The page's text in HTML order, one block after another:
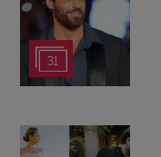
31